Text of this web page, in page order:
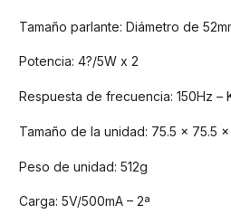
Tamaño parlante: Diámetro de
Potencia: 4?/5W x 2
Respuesta de frecuencia: 150Hz –
Tamaño de la unidad: 75.5 x 75.5 x
Peso de unidad: 512g
Carga: 5V/500mA – 2ª